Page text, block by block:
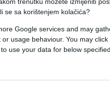
se sa korištenjem kolačića?
Google services and may
usage behaviour. You may
use your data for below
Bosne i
dana RS, suprotno
uz fotografiju
se navodi da je